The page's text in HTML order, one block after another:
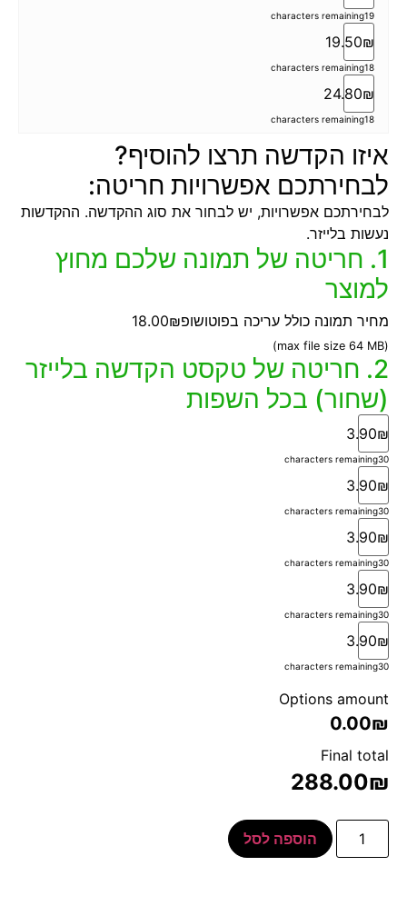
19
characters remaining
19.50₪
18
characters remaining
24.80₪
18
characters remaining
איזו הקדשה תרצו להוסיף?
לבחירתכם אפשרויות חריטה:
לבחירתכם אפשרויות, יש לבחור את סוג ההקדשה. ההקדשות
נעשות בלייזר.
1. חריטה של תמונה שלכם מחוץ
למוצר
מחיר תמונה כולל עריכה בפוטושופ18.00₪
(max file size 64 MB)
2. חריטה של טקסט הקדשה בלייזר
(שחור) בכל השפות
3.90₪
30
characters remaining
3.90₪
30
characters remaining
3.90₪
30
characters remaining
3.90₪
30
characters remaining
3.90₪
30
characters remaining
Options amount
0.00₪
Final total
288.00₪
הוספה לסל